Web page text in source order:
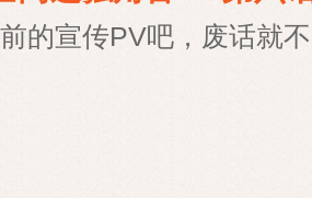
的宣传PV吧，废话就